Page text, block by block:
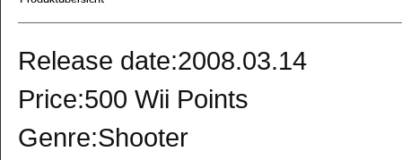
Release date:2008.03.14
Price:500 Wii Points
Genre:Shooter